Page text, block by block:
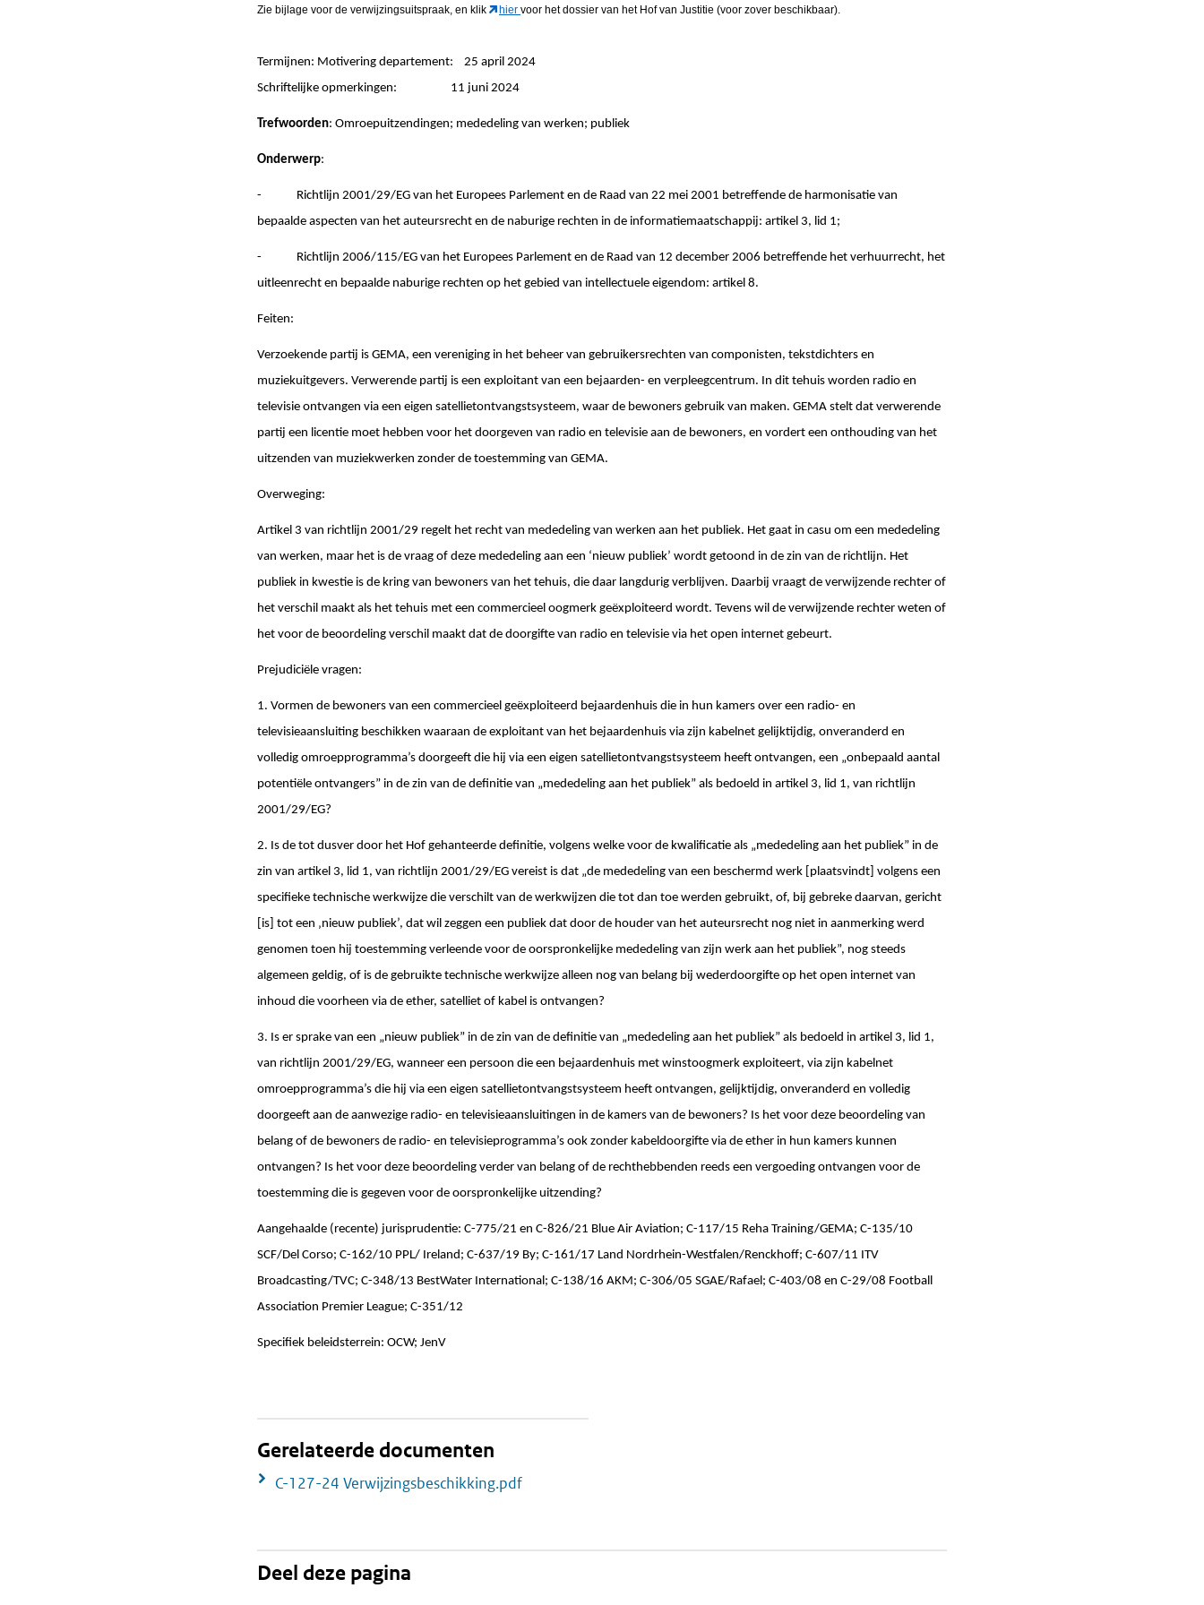
Zie bijlage voor de verwijzingsuitspraak, en klik hier voor het dossier van het Hof van Justitie (voor zover beschikbaar).
Termijnen: Motivering departement: 25 april 2024
Schriftelijke opmerkingen: 11 juni 2024
Trefwoorden: Omroepuitzendingen; mededeling van werken; publiek
Onderwerp:
- Richtlijn 2001/29/EG van het Europees Parlement en de Raad van 22 mei 2001 betreffende de harmonisatie van
bepaalde aspecten van het auteursrecht en de naburige rechten in de informatiemaatschappij: artikel 3, lid 1;
- Richtlijn 2006/115/EG van het Europees Parlement en de Raad van 12 december 2006 betreffende het verhuurrecht, het
uitleenrecht en bepaalde naburige rechten op het gebied van intellectuele eigendom: artikel 8.
Feiten:
Verzoekende partij is GEMA, een vereniging in het beheer van gebruikersrechten van componisten, tekstdichters en
muziekuitgevers. Verwerende partij is een exploitant van een bejaarden- en verpleegcentrum. In dit tehuis worden radio en
televisie ontvangen via een eigen satellietontvangstsysteem, waar de bewoners gebruik van maken. GEMA stelt dat verwerende
partij een licentie moet hebben voor het doorgeven van radio en televisie aan de bewoners, en vordert een onthouding van het
uitzenden van muziekwerken zonder de toestemming van GEMA.
Overweging:
Artikel 3 van richtlijn 2001/29 regelt het recht van mededeling van werken aan het publiek. Het gaat in casu om een mededeling
van werken, maar het is de vraag of deze mededeling aan een ‘nieuw publiek’ wordt getoond in de zin van de richtlijn. Het
publiek in kwestie is de kring van bewoners van het tehuis, die daar langdurig verblijven. Daarbij vraagt de verwijzende rechter of
het verschil maakt als het tehuis met een commercieel oogmerk geëxploiteerd wordt. Tevens wil de verwijzende rechter weten of
het voor de beoordeling verschil maakt dat de doorgifte van radio en televisie via het open internet gebeurt.
Prejudiciële vragen:
1. Vormen de bewoners van een commercieel geëxploiteerd bejaardenhuis die in hun kamers over een radio- en
televisieaansluiting beschikken waaraan de exploitant van het bejaardenhuis via zijn kabelnet gelijktijdig, onveranderd en
volledig omroepprogramma’s doorgeeft die hij via een eigen satellietontvangstsysteem heeft ontvangen, een „onbepaald aantal
potentiële ontvangers” in de zin van de definitie van „mededeling aan het publiek” als bedoeld in artikel 3, lid 1, van richtlijn
2001/29/EG?
2. Is de tot dusver door het Hof gehanteerde definitie, volgens welke voor de kwalificatie als „mededeling aan het publiek” in de
zin van artikel 3, lid 1, van richtlijn 2001/29/EG vereist is dat „de mededeling van een beschermd werk [plaatsvindt] volgens een
specifieke technische werkwijze die verschilt van de werkwijzen die tot dan toe werden gebruikt, of, bij gebreke daarvan, gericht
[is] tot een ‚nieuw publiek’, dat wil zeggen een publiek dat door de houder van het auteursrecht nog niet in aanmerking werd
genomen toen hij toestemming verleende voor de oorspronkelijke mededeling van zijn werk aan het publiek”, nog steeds
algemeen geldig, of is de gebruikte technische werkwijze alleen nog van belang bij wederdoorgifte op het open internet van
inhoud die voorheen via de ether, satelliet of kabel is ontvangen?
3. Is er sprake van een „nieuw publiek” in de zin van de definitie van „mededeling aan het publiek” als bedoeld in artikel 3, lid 1,
van richtlijn 2001/29/EG, wanneer een persoon die een bejaardenhuis met winstoogmerk exploiteert, via zijn kabelnet
omroepprogramma’s die hij via een eigen satellietontvangstsysteem heeft ontvangen, gelijktijdig, onveranderd en volledig
doorgeeft aan de aanwezige radio- en televisieaansluitingen in de kamers van de bewoners? Is het voor deze beoordeling van
belang of de bewoners de radio- en televisieprogramma’s ook zonder kabeldoorgifte via de ether in hun kamers kunnen
ontvangen? Is het voor deze beoordeling verder van belang of de rechthebbenden reeds een vergoeding ontvangen voor de
toestemming die is gegeven voor de oorspronkelijke uitzending?
Aangehaalde (recente) jurisprudentie: C-775/21 en C-826/21 Blue Air Aviation; C-117/15 Reha Training/GEMA; C-135/10
SCF/Del Corso; C-162/10 PPL/ Ireland; C-637/19 By; C-161/17 Land Nordrhein-Westfalen/Renckhoff; C-607/11 ITV
Broadcasting/TVC; C-348/13 BestWater International; C-138/16 AKM; C-306/05 SGAE/Rafael; C-403/08 en C-29/08 Football
Association Premier League; C-351/12
Specifiek beleidsterrein: OCW; JenV
Gerelateerde documenten
C-127-24 Verwijzingsbeschikking.pdf
Deel deze pagina